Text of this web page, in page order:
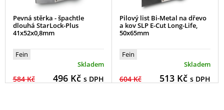
Pevná stěrka - špachtle
dlouhá StarLock-Plus
41x52x0,8mm
Fein
Skladem
584 Kč 496Kč s DPH
Pilový list Bi-Metal na dřevo
a kov SLP E-Cut Long-Life,
50x65mm
Fein
Skladem
604 Kč 513Kč s DPH